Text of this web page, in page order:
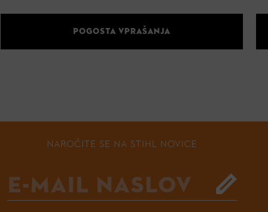
POGOSTA VPRAŠANJA
NAROČITE SE NA STIHL NOVICE